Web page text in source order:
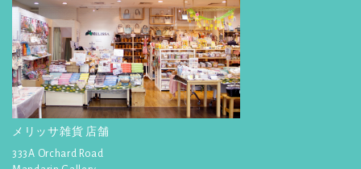
☆【anan】
4月24日発行! プラ
ナカンスタイルのビーズバッ
グ、カードケース、箸置きが紹
介されました！
詳しく見る
☆ 【ポコチェ】3月24日発行! マ
ーライオンカレンダーが紹介さ
詳しく見る
さ
い:
メリッサ雑貨 店舗
333A Orchard Road